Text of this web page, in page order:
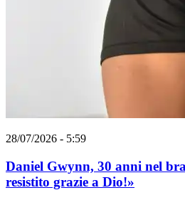
28/07/2026 - 5:59
Daniel Gwynn, 30 anni nel
resistito grazie a Dio!»